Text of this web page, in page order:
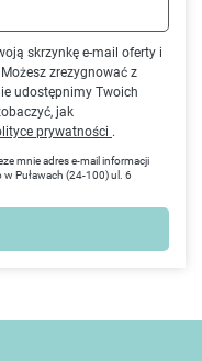
skrzynkę e-mail oferty i
zrezygnować z
udostępnimy Twoich
jak
prywatności .
mnie adres e-mail informacji
Puławach (24-100) ul. 6